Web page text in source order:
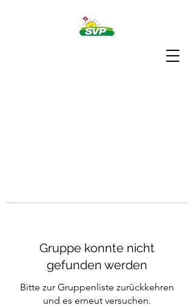
Gruppe konnte nicht
gefunden werden
Bitte zur Gruppenliste zurückkehren
und es erneut versuchen.